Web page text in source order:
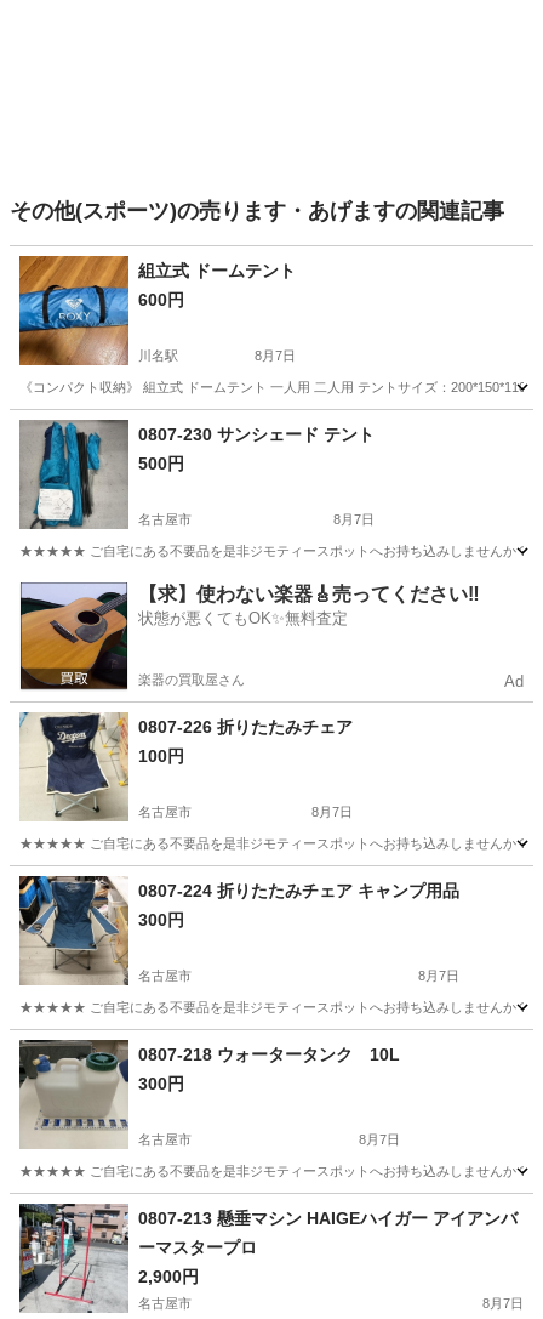
その他(スポーツ)の売ります・あげますの関連記事
組立式 ドームテント
600円
川名駅 8月7日
《コンパクト収納》 組立式 ドームテント 一人用 二人用 テントサイズ：
愛知 名古屋市 0807-230 サンシェード テント
500円
名古屋市 8月7日
★★★★★ ご自宅にある不要品を是非ジモティースポットへお持ち込みしませんか？
愛知 名古屋市 その他 サンシェード
【求】使わない楽器🎸売ってください‼️
状態が悪くてもOK✨無料査定
楽器の買取屋さん Ad
0807-226 折りたたみチェア
100円
名古屋市 8月7日
★★★★★ ご自宅にある不要品を是非ジモティースポットへお持ち込みしませんか？
愛知 名古屋市 現地
0807-224 折りたたみチェア キャンプ用品
300円
名古屋市 8月7日
★★★★★ ご自宅にある不要品を是非ジモティースポットへお持ち込みしませんか？
愛知 名古屋市 用品
0807-218 ウォータータンク 10L
300円
名古屋市 8月7日
★★★★★ ご自宅にある不要品を是非ジモティースポットへお持ち込みしませんか？
愛知 名古屋市 現地
0807-213 懸垂マシン HAIGEハイガー アイアンバ
ーマスタープロ
2,900円
名古屋市 8月7日